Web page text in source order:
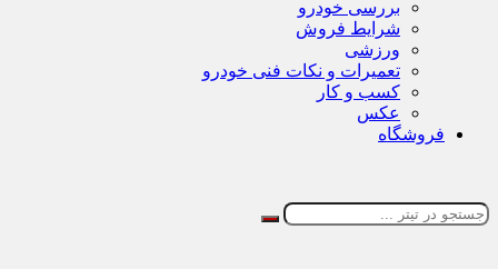
بررسی خودرو
شرایط فروش
ورزشی
تعمیرات و نکات فنی خودرو
کسب و کار
عکس
فروشگاه